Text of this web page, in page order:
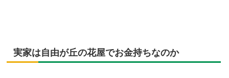
実家は自由が丘の花屋でお金持ちなのか